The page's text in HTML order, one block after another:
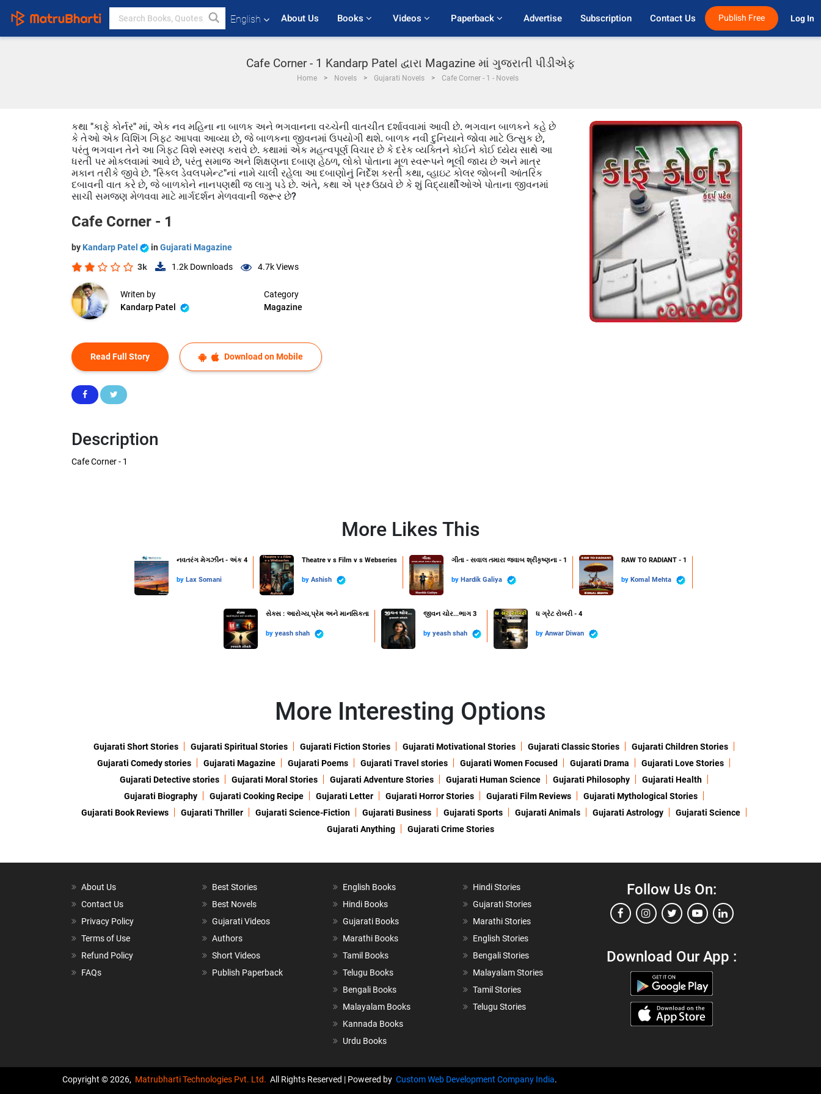
English About Us Books Videos Paperback Advertise Subscription Contact Us Publish Free Log In
Cafe Corner - 1 Kandarp Patel દ્વારા Magazine માં ગુજરાતી પીડીએફ
Home Novels Gujarati Novels Cafe Corner - 1 - Novels
કથા "કાફે કોર્નર" માં, એક નવ મહિના ના બાળક અને ભગવાનના વચ્ચેની વાતચીત દર્શાવવામાં આવી છે. ભગવાન બાળકને કહે છે
કે તેઓ એક વિશિંગ ગિફ્ટ આપવા આવ્યા છે, જે બાળકના જીવનમાં ઉપયોગી થશે. બાળક નવી દુનિયાને જોવા માટે ઉત્સુક છે,
પરંતુ ભગવાન તેને આ ગિફ્ટ વિશે સ્મરણ કરાવે છે. કથામાં એક મહત્વપૂર્ણ વિચાર છે કે દરેક વ્યક્તિને કોઈને કોઈ ધ્યેય સાથે આ
ધરતી પર મોકલવામાં આવે છે, પરંતુ સમાજ અને શિક્ષણના દબાણ હેઠળ, લોકો પોતાના મૂળ સ્વરૂપને ભૂલી જાય છે અને માત્ર
મકાન તરીકે જીવે છે. "સ્કિલ ડેવલપમેન્ટ"નાં નામે ચાલી રહેલા આ દબાણોનું નિર્દેશ કરતી કથા, વ્હાઇટ કોલર જોબની આંતરિક
દબાવની વાત કરે છે, જે બાળકોને નાનપણથી જ લાગુ પડે છે. અંતે, કથા એ પ્રશ્ન ઉઠાવે છે કે શું વિદ્યાર્થીઓએ પોતાના જીવનમાં
સાચી સમજણ મેળવવા માટે માર્ગદર્શન મેળવવાની જરૂર છે?
Cafe Corner - 1
by Kandarp Patel in Gujarati Magazine
3k 1.2k Downloads 4.7kViews
Writen by
Kandarp Patel
Category
Magazine
Read Full Story Download on Mobile
Description
Cafe Corner - 1
More Likes This
નવતરંગ મેગઝીન - અંક 4
by Lax Somani
Theatre v s Film v s Webseries
by Ashish
ગીતા - સવાલ તમારા જવાબ શ્રીકૃષ્ણના - 1
by Hardik Galiya
RAW TO RADIANT - 1
by Komal Mehta
સેક્સ : આરોગ્ય,પ્રેમ અને માનસિકતા
by yeash shah
જીવન ચોર...ભાગ 3
by yeash shah
ધ ગ્રેટ રોબરી - 4
by Anwar Diwan
More Interesting Options
Gujarati Short Stories Gujarati Spiritual Stories Gujarati Fiction Stories Gujarati Motivational Stories Gujarati Classic Stories
Gujarati Children Stories
Gujarati Comedy stories
Gujarati Magazine Gujarati Poems Gujarati Travel stories Gujarati Women Focused Gujarati Drama
Gujarati Love Stories
Gujarati Detective stories
Gujarati Moral Stories Gujarati Adventure Stories Gujarati Human Science Gujarati Philosophy
Gujarati Health
Gujarati Biography
Gujarati Cooking Recipe Gujarati Letter Gujarati Horror Stories Gujarati Film Reviews
Gujarati Mythological Stories
Gujarati Book Reviews
Gujarati Thriller Gujarati Science-Fiction Gujarati Business Gujarati Sports Gujarati Animals Gujarati Astrology
Gujarati Science
Gujarati Anything
Gujarati Crime Stories
About Us
Contact Us
Privacy Policy
Terms of Use
Refund Policy
FAQs
Best Stories
Best Novels
Gujarati Videos
Authors
Short Videos
Publish Paperback
English Books
Hindi Books
Gujarati Books
Marathi Books
Tamil Books
Telugu Books
Bengali Books
Malayalam Books
Kannada Books
Urdu Books
Hindi Stories
Gujarati Stories
Marathi Stories
English Stories
Bengali Stories
Malayalam Stories
Tamil Stories
Telugu Stories
Follow Us On:
Download Our App :
Copyright © 2026, Matrubharti Technologies Pvt. Ltd. All Rights Reserved | Powered by Custom Web Development Company India.